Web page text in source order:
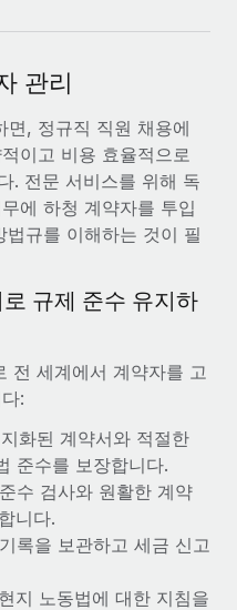
리에 전문가 지원 제공
지원
색
관리
면, 정규직 직원 채용에
이고 비용 효율적으로
. 전문 서비스를 위해 독
에 하청 계약자를 투입
규를 이해하는 것이 필
규제 준수 유지하
전 세계에서 계약자를 고
:
화된 계약서와 적절한
준수를 보장합니다.
수 검사와 원활한 계약
니다.
록을 보관하고 세금 신고
지 노동법에 대한 지침을